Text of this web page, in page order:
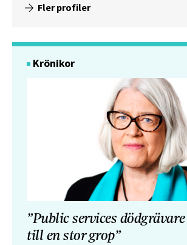
Fler profiler
Krönikor
”Public services
till en stor grop”